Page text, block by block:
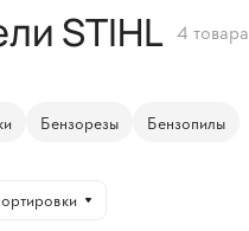
STIHL 4 товара
Бензорезы Бензопилы